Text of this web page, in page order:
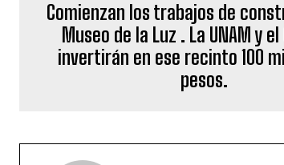
Comienzan los trabajos de
Museo de la Luz . La UNAM y el
invertirán en ese recinto 100
pesos.